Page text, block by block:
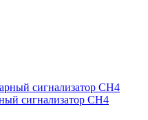
сигнализатор СН4